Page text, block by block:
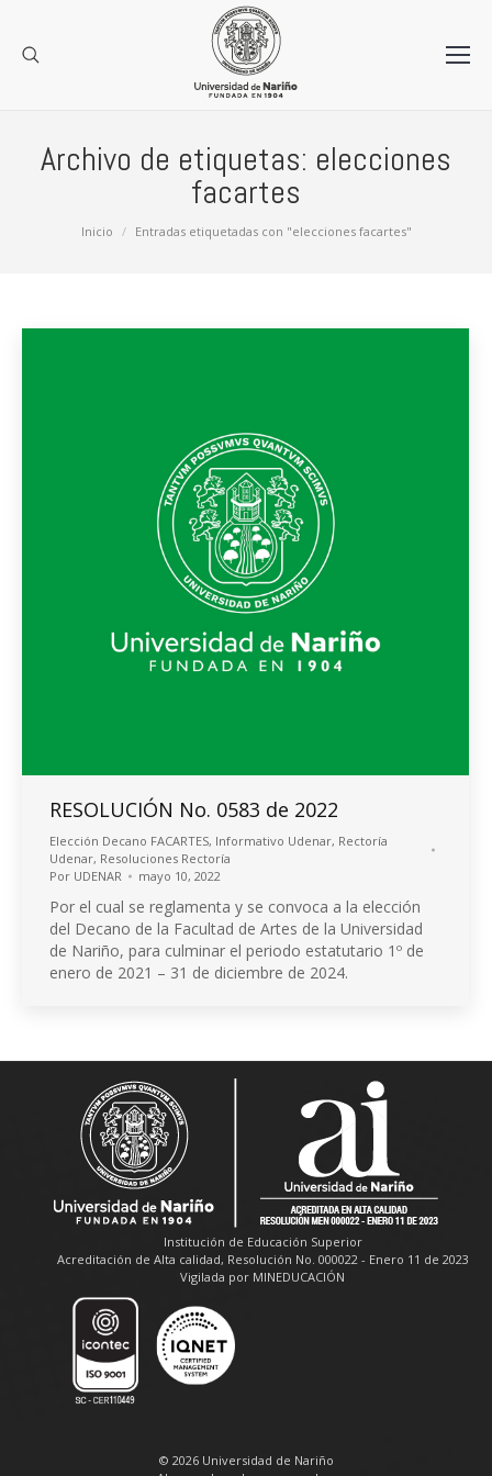
Archivo de etiquetas: elecciones
facartes
Estás aquí:Inicio Entradas etiquetadas con "elecciones facartes"
RESOLUCIÓN No. 0583 de 2022
Elección Decano FACARTES, Informativo Udenar, Rectoría
Udenar, Resoluciones Rectoría
Por UDENAR mayo 10, 2022
Por el cual se reglamenta y se convoca a la elección
del Decano de la Facultad de Artes de la Universidad
de Nariño, para culminar el periodo estatutario 1º de
enero de 2021 – 31 de diciembre de 2024.
Institución de Educación Superior
Acreditación de Alta calidad, Resolución No. 000022 - Enero 11 de 2023
Vigilada por MINEDUCACIÓN
© 2026 Universidad de Nariño